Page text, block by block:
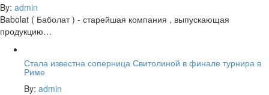
By: admin
Babolat ( Баболат ) - старейшая компания , выпускающая
продукцию…
Стала известна соперница Свитолиной в финале турнира в
Риме
By: admin